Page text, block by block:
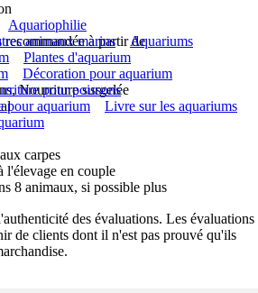
recommandée à partir de
Nourriture surgelée
carpes
l'élevage en couple
8 animaux, si possible plus
Aquariophilie
animaux marins
Aquariums
Plantes d'aquarium
Décoration pour aquarium
pour poissons
pour aquarium
Livre sur les aquariums
des évaluations. Les évaluations
de clients dont il n'est pas prouvé qu'ils